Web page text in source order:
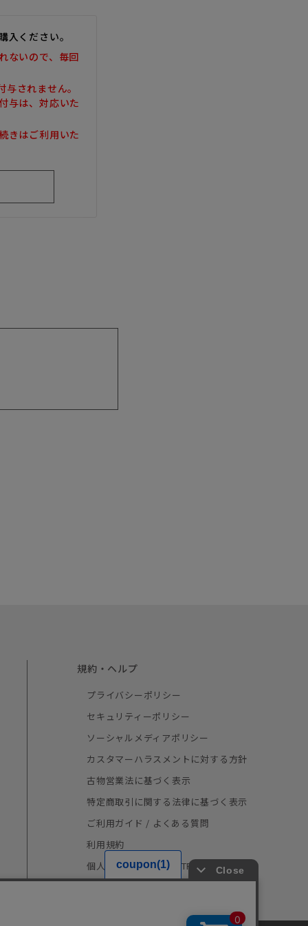
入ください。
ないので、毎回
されません。
与は、対応いた
きはご利用いた
規約・ヘルプ
プライバシーポリシー
セキュリティーポリシー
ソーシャルメディアポリシー
カスタマーハラスメントに対する方針
古物営業法に基づく表示
特定商取引に関する法律に基づく表示
ご利用ガイド / よくある質問
利用規約
個人情報の取り扱い（TRUSTe）